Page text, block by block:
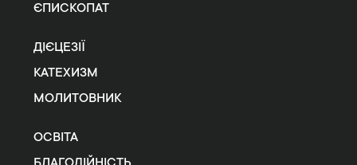
ЄПИСКОПАТ
ДІЄЦЕЗІЇ
КАТЕХИЗМ
МОЛИТОВНИК
ОСВІТА